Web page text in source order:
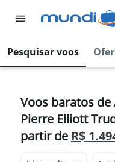
Pesquisar voos
Voos baratos
Pierre Elliott
partir de R$